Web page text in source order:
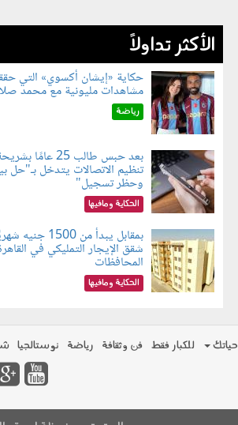
الأكثر تداولاً
080802.jpg
حكاية «إيشان أكسوي» التي
مشاهدات مليونية مع محمد
رياضة
080803.jpg
بعد حبس طالب 25
تنظيم الاتصالات يتدخل بـ"حل
وحظر تسجيل"
الحكاية ومافيها
080801.jpg
بمقابل يبدأ من
شقق الإيجار التمليكي في
المحافظات
الحكاية ومافيها
حياتك للكبار فقط فن وثقافة رياضة نوستالجيا